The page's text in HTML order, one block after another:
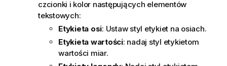
czcionki i kolor następujących elementów
tekstowych:
Etykieta osi: Ustaw styl etykiet na osiach.
Etykieta wartości: nadaj styl etykietom
wartości miar.